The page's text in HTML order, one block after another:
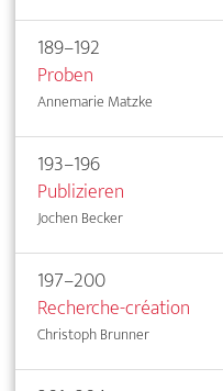
189–192
Proben
Annemarie Matzke
193–196
Publizieren
Jochen Becker
197–200
Recherche-création
Christoph Brunner